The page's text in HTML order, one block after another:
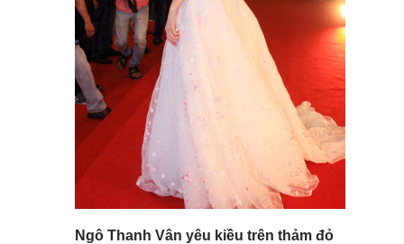
Ngô Thanh Vân yêu kiều trên thảm đỏ